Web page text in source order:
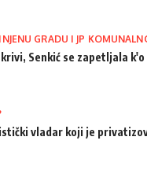
GRADU I JP
Senkić se zapetljala k'o
vladar koji je